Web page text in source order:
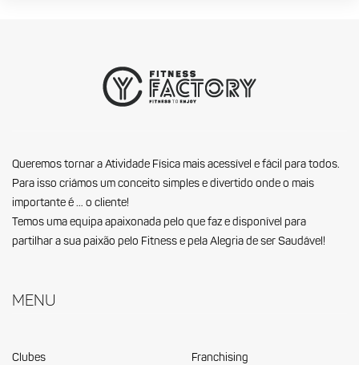
Queremos tornar a Atividade Física mais acessível e fácil para todos.
Para isso criámos um conceito simples e divertido onde o mais
importante é … o cliente!
Temos uma equipa apaixonada pelo que faz e disponível para
partilhar a sua paixão pelo Fitness e pela Alegria de ser Saudável!
Menu
Clubes Franchising